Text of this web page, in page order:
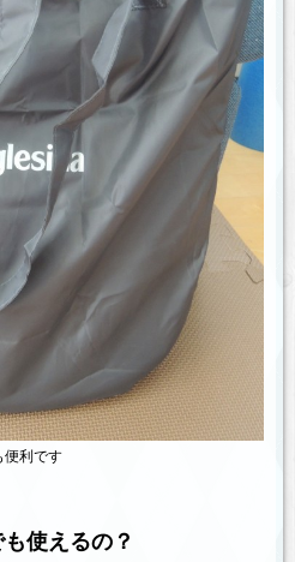
便利です
使えるの？